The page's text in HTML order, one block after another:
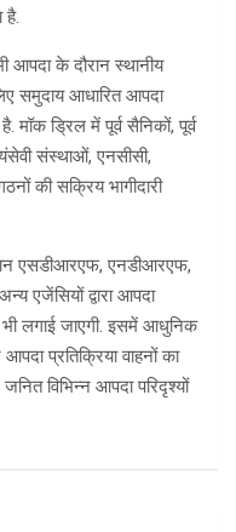
है.
आपदा के दौरान स्थानीय
समुदाय आधारित आपदा
ड्रिल में पूर्व सैनिकों, पूर्व
संस्थाओं, एनसीसी,
की सक्रिय भागीदारी
एसडीआरएफ, एनडीआरएफ,
एजेंसियों द्वारा आपदा
लगाई जाएगी. इसमें आधुनिक
प्रतिक्रिया वाहनों का
विभिन्न आपदा परिदृश्यों